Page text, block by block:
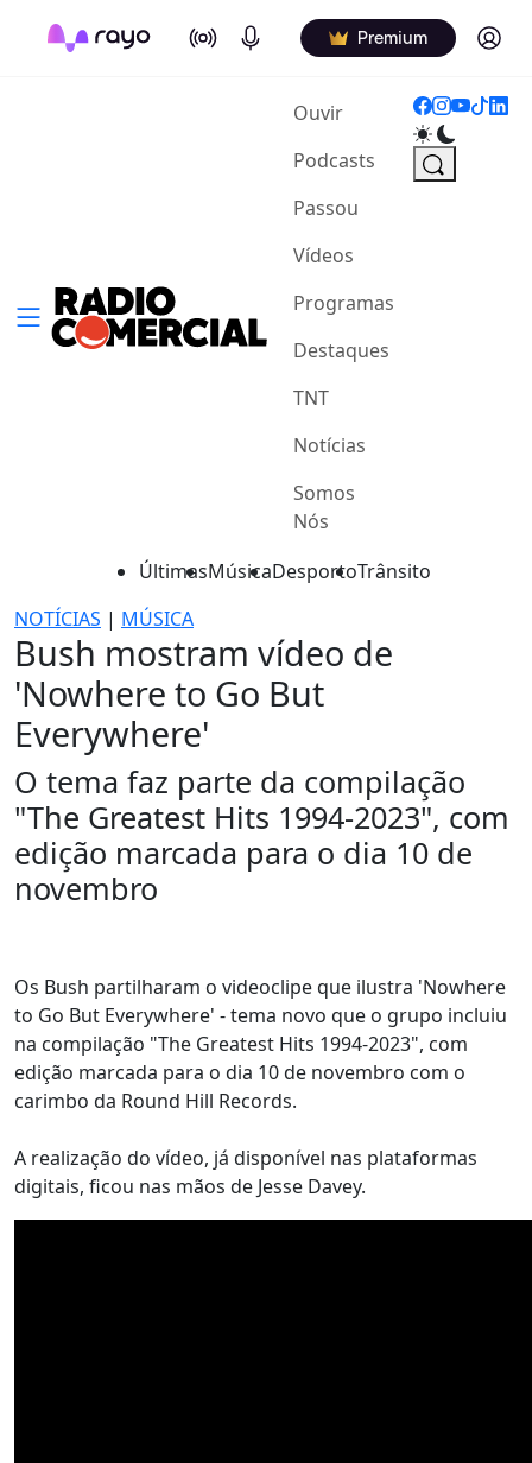
On Air Podcasts Premium Log in
Ouvir(current)
Podcasts
Passou
Vídeos
Programas
Destaques
TNT
Notícias
Somos
Nós
ÚltimasMúsicaDesportoTrânsito
NOTÍCIAS | MÚSICA
Bush mostram vídeo de
'Nowhere to Go But
Everywhere'
O tema faz parte da compilação
"The Greatest Hits 1994-2023", com
edição marcada para o dia 10 de
novembro
Os Bush partilharam o videoclipe que ilustra 'Nowhere
to Go But Everywhere' - tema novo que o grupo incluiu
na compilação "The Greatest Hits 1994-2023", com
edição marcada para o dia 10 de novembro com o
carimbo da Round Hill Records.
A realização do vídeo, já disponível nas plataformas
digitais, ficou nas mãos de Jesse Davey.